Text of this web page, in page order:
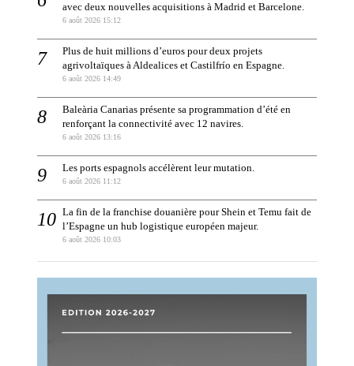
avec deux nouvelles acquisitions à Madrid et Barcelone.
6 août 2026 15:12
Plus de huit millions d’euros pour deux projets
agrivoltaïques à Aldealices et Castilfrío en Espagne.
6 août 2026 14:49
Baleària Canarias présente sa programmation d’été en
renforçant la connectivité avec 12 navires.
6 août 2026 13:16
Les ports espagnols accélèrent leur mutation.
6 août 2026 11:12
La fin de la franchise douanière pour Shein et Temu fait de
l’Espagne un hub logistique européen majeur.
6 août 2026 10:03